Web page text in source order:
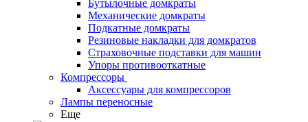
Бутылочные домкраты
Механические домкраты
Подкатные домкраты
Резиновые накладки для домкратов
Страховочные подставки для машин
Упоры противооткатные
Компрессоры
Аксессуары для компрессоров
Лампы переносные
Еще